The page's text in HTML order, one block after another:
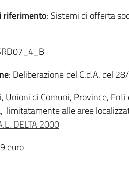
riferimento: Sistemi di offerta
: Deliberazione del C.d.A. del
Unioni di Comuni, Province,
limitatamente alle aree
DELTA 2000
euro